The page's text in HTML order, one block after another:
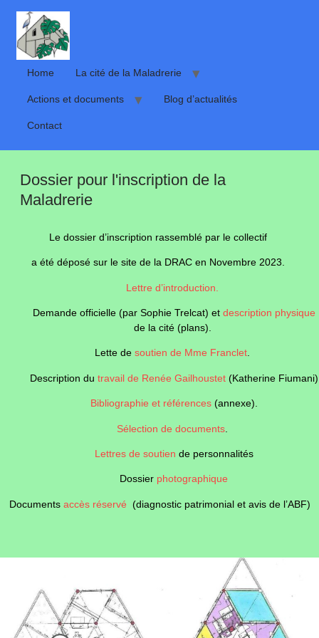
Home La cité de la Maladrerie
Actions et documents Blog d’actualités
Contact
Dossier pour l'inscription de la
Maladrerie
Le dossier d’inscription rassemblé par le collectif
a été déposé sur le site de la DRAC en Novembre 2023.
Lettre d’introduction.
Demande officielle (par Sophie Trelcat) et description physique
de la cité (plans).
Lette de soutien de Mme Franclet.
Description du travail de Renée Gailhoustet(Katherine Fiumani)
Bibliographie et références(annexe).
Sélection de documents
Lettres de soutien de personnalités
Dossier photographique
Documentsaccès réservé (diagnostic patrimonial et avis de l’ABF)